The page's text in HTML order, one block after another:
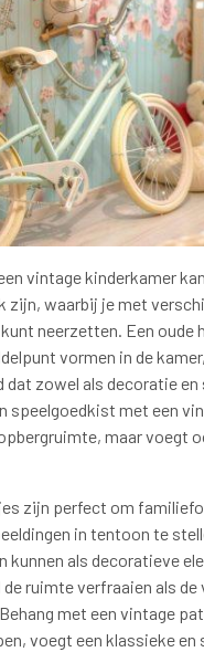
vintage kinderkamer
zijn, waarbij je met
neerzetten. Een oude
vormen in de
dat zowel als decoratie
speelgoedkist met een
maar voegt
zijn perfect om
in tentoon te
kunnen als decoratieve
ruimte verfraaien als de
met een vintage
voegt een klassieke en